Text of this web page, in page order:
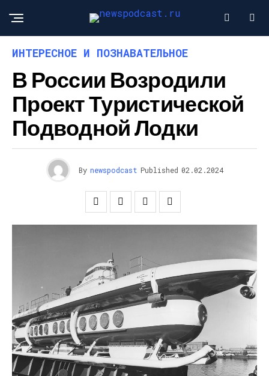
ИНТЕРЕСНОЕ И ПОЗНАВАТЕЛЬНОЕ
В России Возродили
Проект Туристической
Подводной Лодки
By newspodcast Published 02.02.2024